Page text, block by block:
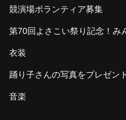
競演場ボランティア募集
第70回よさこい祭り記念！み
衣装
踊り子さんの写真をプレゼン
音楽